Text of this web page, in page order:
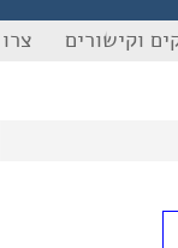
וקישורים